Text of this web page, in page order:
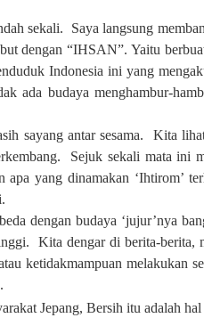
sekali.
Saya langsung
dengan “IHSAN”. Yaitu
Indonesia ini yang
ada budaya menghambur-
sayang antar sesama.
Kita
Sejuk sekali mata ini
yang dinamakan ‘Ihtirom’
dengan budaya ‘jujur’nya
Kita dengar di berita-berita,
ketidakmampuan melakukan
Jepang, Bersih itu adalah